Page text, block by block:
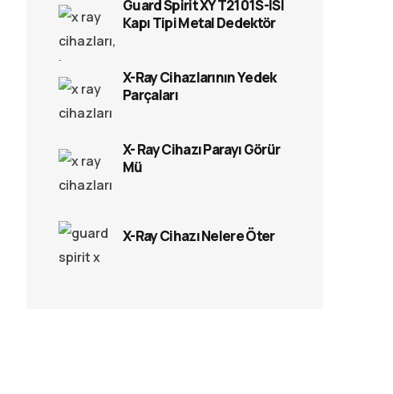
Guard Spirit XYT2101S-ISI
Kapı Tipi Metal Dedektör
X-Ray Cihazlarının Yedek
Parçaları
X- Ray Cihazı Parayı Görür
Mü
X-Ray Cihazı Nelere Öter